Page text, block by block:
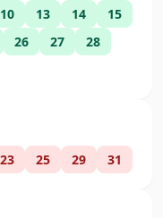
10 13 14
15
26 27
28
23 25 29 31